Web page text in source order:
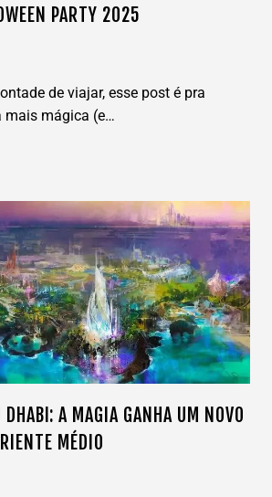
PARTY 2025
de viajar, esse post é pra
mais mágica (e…
DHABI: A MAGIA GANHA UM NOVO
MÉDIO